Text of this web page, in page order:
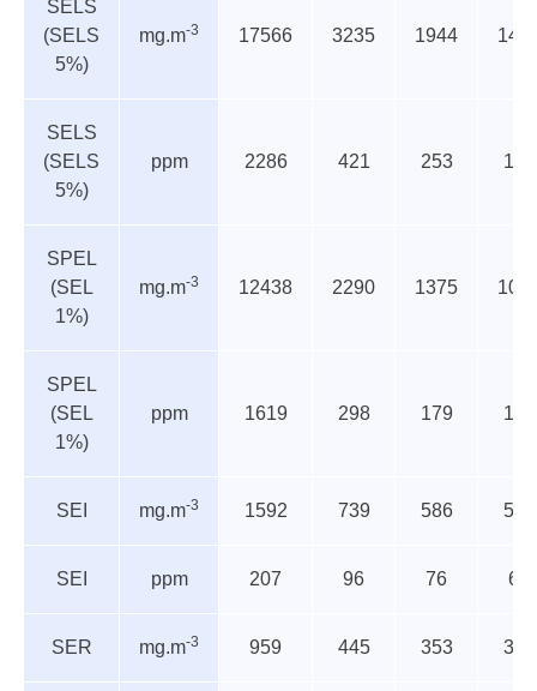
seuils
de
toxicité
aigüe
françaises
SELS
(SELS
5%)
mg.m-3 17566 3235 1944
SELS
(SELS
5%)
ppm 2286 421 253 188
SPEL
(SEL
1%)
mg.m-3 12438 2290 1375
SPEL
(SEL
1%)
ppm 1619 298 179 133
SEI mg.m-3 1592 739 586 512
SEI ppm 207 96 76 67
SER mg.m-3 959 445 353 309